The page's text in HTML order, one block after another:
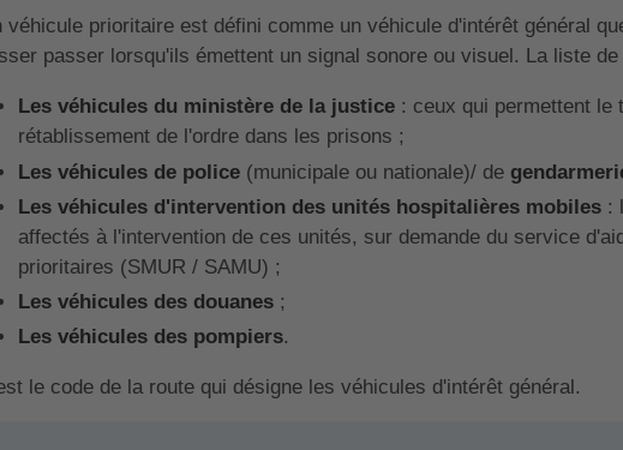
véhicule prioritaire est défini comme un véhicule d'intérêt général
passer lorsqu'ils émettent un signal sonore ou visuel. La liste
Les véhicules du ministère de la justice: ceux qui permettent le
rétablissement de l'ordre dans les prisons ;
Les véhicules de police(municipale ou nationale)/ de
Les véhicules d'intervention des unités hospitalières mobiles:
affectés à l'intervention de ces unités, sur demande du service
prioritaires (SMUR / SAMU) ;
Les véhicules des douanes;
Les véhicules des pompiers.
le code de la route qui désigne les véhicules d'intérêt général.